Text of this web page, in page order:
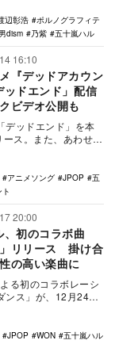
辺彰浩
ポルノグラフィテ
dism 乃紫 五十嵐ハル
16:10
『デッドアカウン
ッドエンド」配信
ビデオ公開も
デッドエンド」を本
ス。また、あわせて
も公開となった。 五
アニメソング JPOP
五
20:00
初のコラボ曲
」リリース 掛け合
の高い楽曲に
る初のコラボレーシ
ンス」が、12月24日
作
JPOP WON 五十嵐ハル